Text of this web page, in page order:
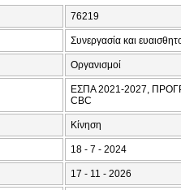
76219
Συνεργασία και
Οργανισμοί
ΕΣΠΑ 2021-2027,
CBC
Κίνηση
18 - 7 - 2024
17 - 11 - 2026